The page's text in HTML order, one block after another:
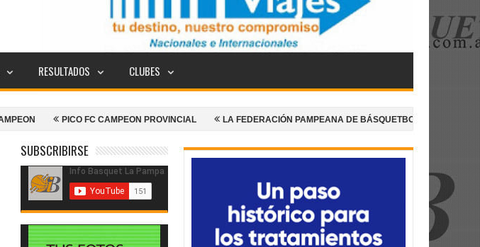
RESULTADOS CLUBES
PICO FC CAMPEON PROVINCIAL LA FEDERACIÓN PAMPEANA DE BÁSQUETBOL ANUNCIA UNA NUEVA
SUBSCRIBIRSE